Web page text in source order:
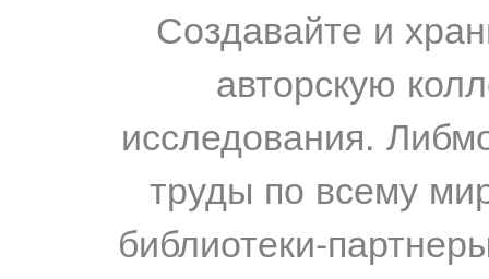
Создавайте и
авторскую
исследования.
труды по всему
библиотеки-